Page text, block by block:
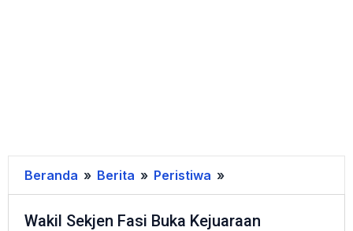
Beranda » Berita » Peristiwa »
Sekjen
Fasi
Wakil Sekjen Fasi Buka Kejuaraan